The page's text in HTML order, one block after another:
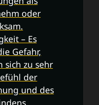
oder
– Es
Gefahr,
sich zu sehr
der
und des